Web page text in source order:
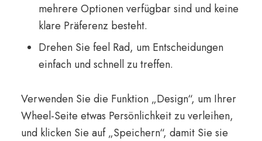
mehrere Optionen verfügbar sind und keine
klare Präferenz besteht.
Drehen Sie feel Rad, um Entscheidungen
einfach und schnell zu treffen.
Verwenden Sie die Funktion „Design“, um Ihrer
Wheel-Seite etwas Persönlichkeit zu verleihen,
und klicken Sie auf „Speichern“, damit Sie sie